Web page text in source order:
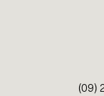
(09)